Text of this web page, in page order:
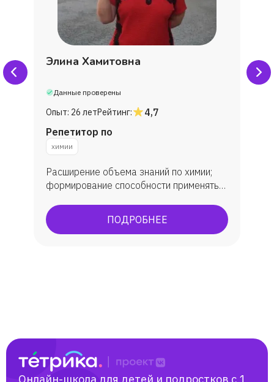
Элина Хамитовна
Данные проверены
Опыт: 26 летРейтинг:
4,7
Репетитор по
химии
Расширение объема знаний по химии;
формирование способности применять
определенного уровня практического
результата при систематическом
ПОДРОБНЕЕ
Онлайн-школа для детей и подростков с 1